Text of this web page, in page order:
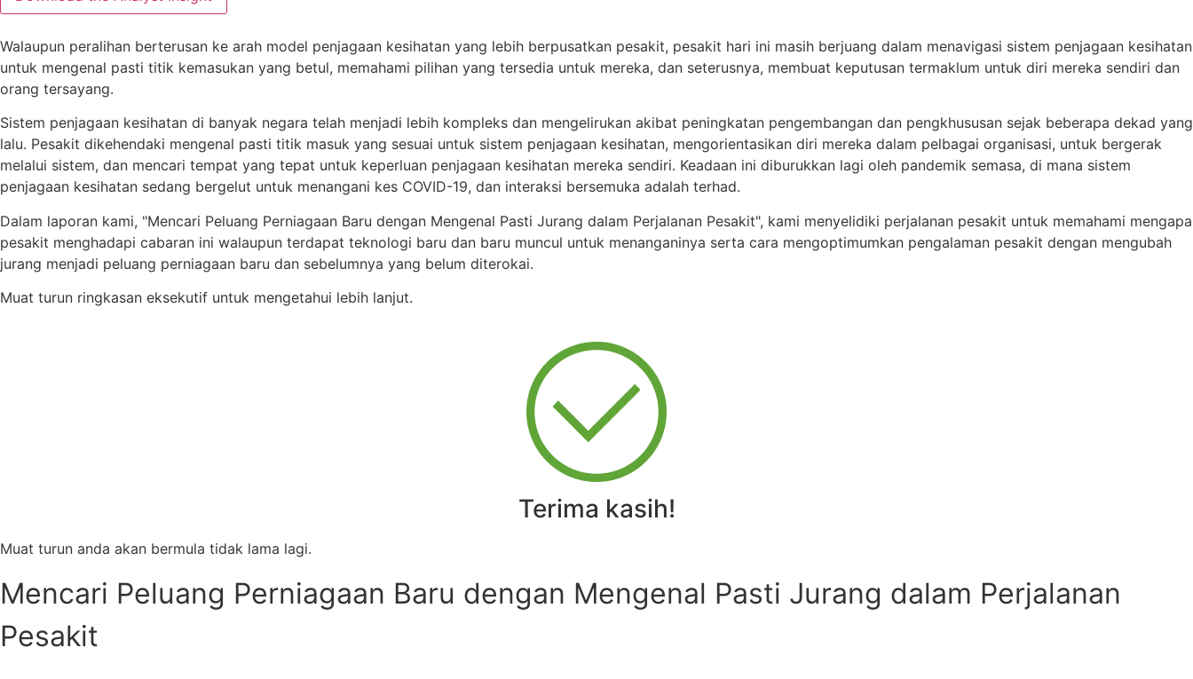
Walaupun peralihan berterusan ke arah model penjagaan kesihatan yang lebih berpusatkan pesakit, pesakit hari ini masih berjuang dalam menavigasi sistem penjagaan kesihatan
untuk mengenal pasti titik kemasukan yang betul, memahami pilihan yang tersedia untuk mereka, dan seterusnya, membuat keputusan termaklum untuk diri mereka sendiri dan
orang tersayang.
Sistem penjagaan kesihatan di banyak negara telah menjadi lebih kompleks dan mengelirukan akibat peningkatan pengembangan dan pengkhususan sejak beberapa dekad yang
lalu. Pesakit dikehendaki mengenal pasti titik masuk yang sesuai untuk sistem penjagaan kesihatan, mengorientasikan diri mereka dalam pelbagai organisasi, untuk bergerak
melalui sistem, dan mencari tempat yang tepat untuk keperluan penjagaan kesihatan mereka sendiri. Keadaan ini diburukkan lagi oleh pandemik semasa, di mana sistem
penjagaan kesihatan sedang bergelut untuk menangani kes COVID-19, dan interaksi bersemuka adalah terhad.
Dalam laporan kami, "Mencari Peluang Perniagaan Baru dengan Mengenal Pasti Jurang dalam Perjalanan Pesakit", kami menyelidiki perjalanan pesakit untuk memahami mengapa
pesakit menghadapi cabaran ini walaupun terdapat teknologi baru dan baru muncul untuk menanganinya serta cara mengoptimumkan pengalaman pesakit dengan mengubah
jurang menjadi peluang perniagaan baru dan sebelumnya yang belum diterokai.
Muat turun ringkasan eksekutif untuk mengetahui lebih lanjut.
Terima kasih!
Muat turun anda akan bermula tidak lama lagi.
Mencari Peluang Perniagaan Baru dengan Mengenal Pasti Jurang dalam Perjalanan
Pesakit